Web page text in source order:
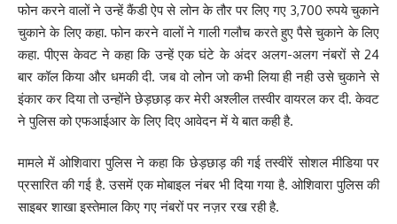
फोन करने वालों ने उन्हें कैंडी ऐप से लोन के तौर पर लिए गए 3,700 रुपये चुकाने
चुकाने के लिए कहा. फोन करने वालों ने गाली गलौच करते हुए पैसे चुकाने के लिए
कहा. पीएस केवट ने कहा कि उन्हें एक घंटे के अंदर अलग-अलग नंबरों से 24
बार कॉल किया और धमकी दी. जब वो लोन जो कभी लिया ही नही उसे चुकाने से
इंकार कर दिया तो उन्होंने छेड़छाड़ कर मेरी अश्लील तस्वीर वायरल कर दी. केवट
ने पुलिस को एफआईआर के लिए दिए आवेदन में ये बात कही है.
मामले में ओशिवारा पुलिस ने कहा कि छेड़छाड़ की गई तस्वीरें सोशल मीडिया पर
प्रसारित की गई है. उसमें एक मोबाइल नंबर भी दिया गया है. ओशिवारा पुलिस की
साइबर शाखा इस्तेमाल किए गए नंबरों पर नज़र रख रही है.